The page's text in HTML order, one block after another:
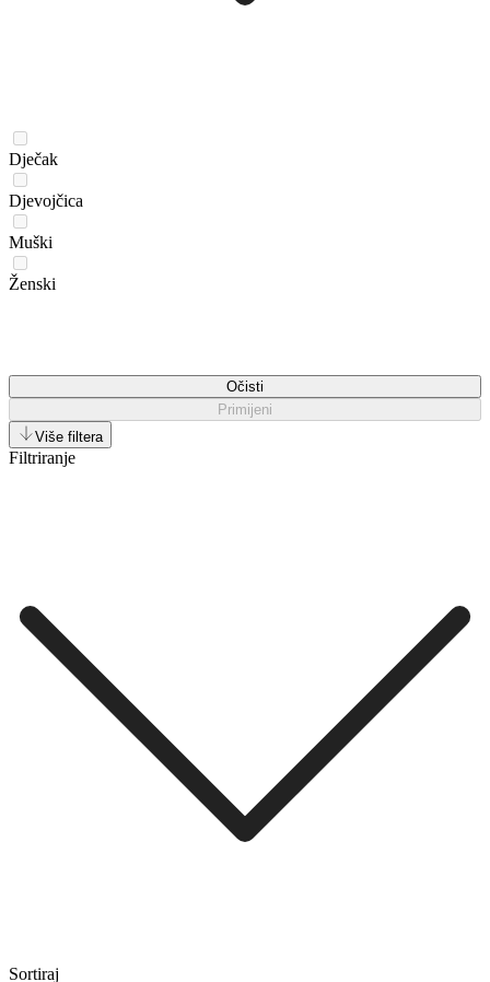
Dječak
Djevojčica
Muški
Ženski
Očisti
Primijeni
Više filtera
Filtriranje
Sortiraj